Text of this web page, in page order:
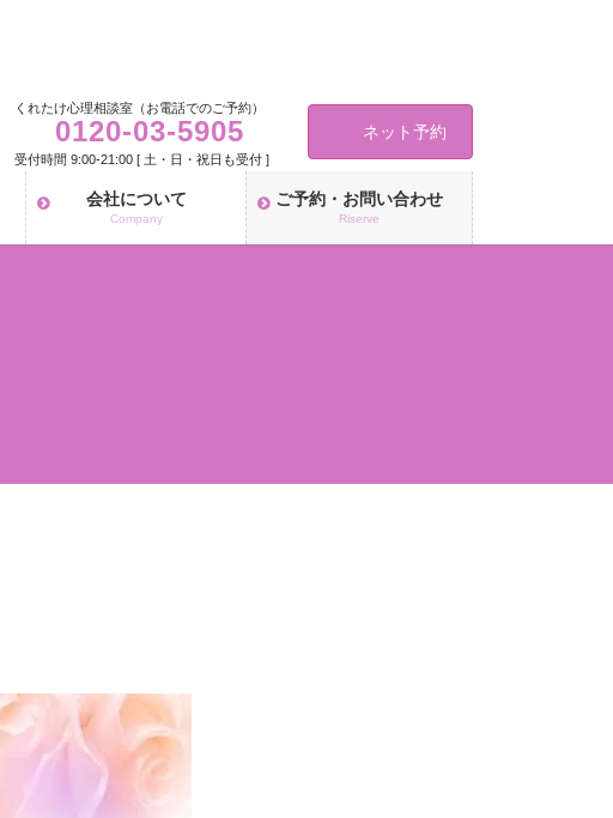
くれたけ心理相談室（お電話でのご予約）
0120-03-5905
受付時間 9:00-21:00 [ 土・日・祝日も受付 ]
ネット予約
会社について
Company
ご予約・お問い合わせ
Riserve